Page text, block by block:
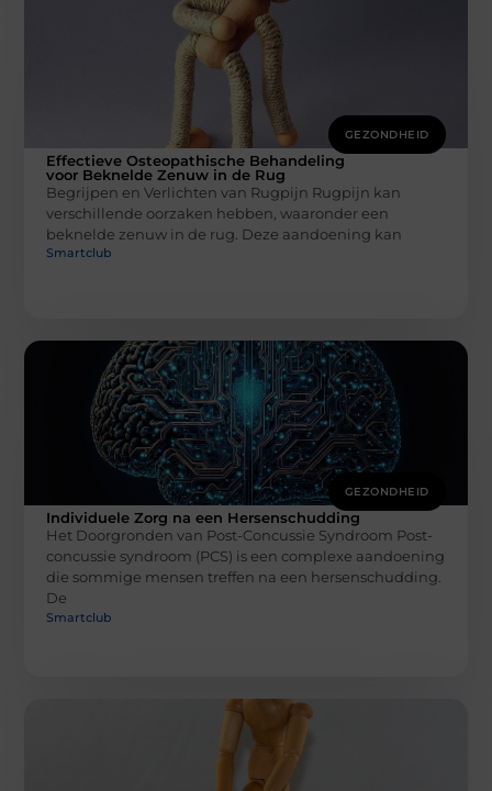
GEZONDHEID
Effectieve Osteopathische Behandeling
voor Beknelde Zenuw in de Rug
Begrijpen en Verlichten van Rugpijn Rugpijn kan
verschillende oorzaken hebben, waaronder een
beknelde zenuw in de rug. Deze aandoening kan
Smartclub
GEZONDHEID
Individuele Zorg na een Hersenschudding
Het Doorgronden van Post-Concussie Syndroom Post-
concussie syndroom (PCS) is een complexe aandoening
die sommige mensen treffen na een hersenschudding.
De
Smartclub